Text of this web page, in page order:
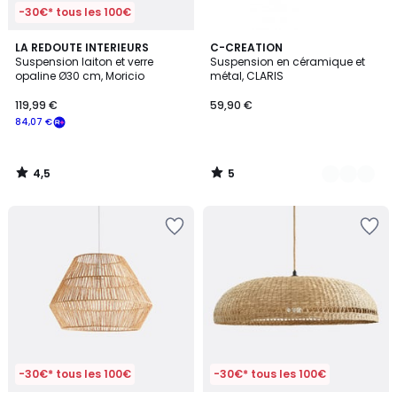
-30€* tous les 100€
LA REDOUTE INTERIEURS
Suspension laiton et verre
opaline Ø30 cm, Moricio
84,07 €
119,99 €
4,5
/ 5
4,5
/
C-CREATION
Suspension en céramique et
métal, CLARIS
59,90 €
5
/
5
3
Couleurs
5
/
-30€* tous les 100€ -30€* tous les 100€